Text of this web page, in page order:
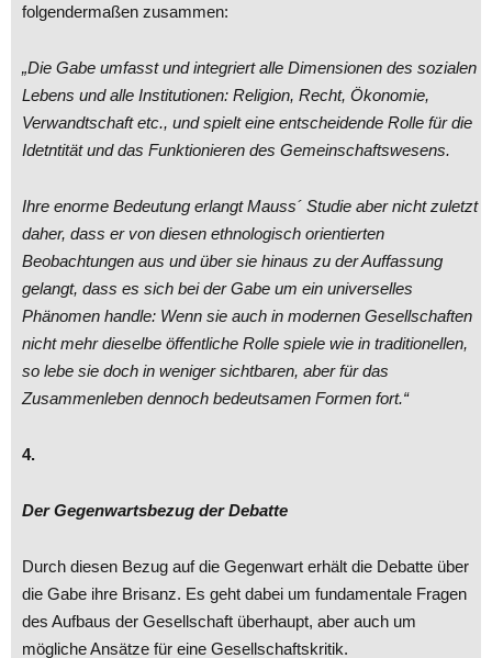
folgendermaßen zusammen:
„Die Gabe umfasst und integriert alle Dimensionen des sozialen
Lebens und alle Institutionen: Religion, Recht, Ökonomie,
Verwandtschaft etc., und spielt eine entscheidende Rolle für die
Idetntität und das Funktionieren des Gemeinschaftswesens.
Ihre enorme Bedeutung erlangt Mauss´ Studie aber nicht zuletzt
daher, dass er von diesen ethnologisch orientierten
Beobachtungen aus und über sie hinaus zu der Auffassung
gelangt, dass es sich bei der Gabe um ein universelles
Phänomen handle: Wenn sie auch in modernen Gesellschaften
nicht mehr dieselbe öffentliche Rolle spiele wie in traditionellen,
so lebe sie doch in weniger sichtbaren, aber für das
Zusammenleben dennoch bedeutsamen Formen fort.“
4.
Der Gegenwartsbezug der Debatte
Durch diesen Bezug auf die Gegenwart erhält die Debatte über
die Gabe ihre Brisanz. Es geht dabei um fundamentale Fragen
des Aufbaus der Gesellschaft überhaupt, aber auch um
mögliche Ansätze für eine Gesellschaftskritik.